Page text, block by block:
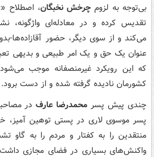
بی‌توجه به لزوم چرخش نخبگان، اصطلاح
تقدیس کرده و در معادله‌ای واژگونه،
می‌کند و از سوی دیگر، حضور آقازاده‌ها-
عنوان یک حق و یک امر طبیعی و بدیهی
که این رویکرد غیرمنصفانه موجب
کشورمان نادیده گرفته شده و از دست برود.
چندی پیش پسر محمدرضا عارفدر
پسر موسوی لاری در پستی توهین آمیز،
منتقدین را به کفتار و مردم را به گاو
واکنش‌های بسیاری در فضای مجازی